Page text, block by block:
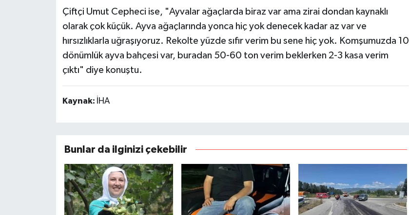
Çiftçi Umut Cepheci ise, "Ayvalar ağaçlarda biraz var ama zirai dondan kaynaklı
olarak çok küçük. Ayva ağaçlarında yonca hiç yok denecek kadar az var ve
hırsızlıklarla uğraşıyoruz. Rekolte yüzde sıfır verim bu sene hiç yok. Komşumuzda 10
dönümlük ayva bahçesi var, buradan 50-60 ton verim beklerken 2-3 kasa verim
çıktı" diye konuştu.
Kaynak: İHA
Bunlar da ilginizi çekebilir